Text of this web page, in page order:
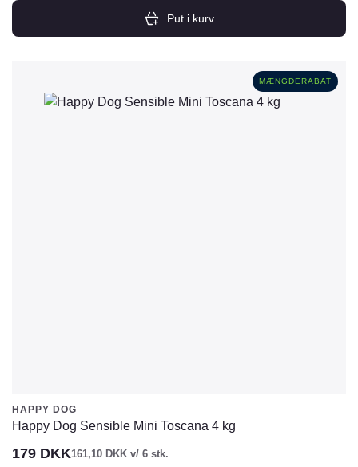
Put i kurv
MÆNGDERABAT
HAPPY DOG
Happy Dog Sensible Mini Toscana 4 kg
179 DKK161,10 DKK v/ 6 stk.